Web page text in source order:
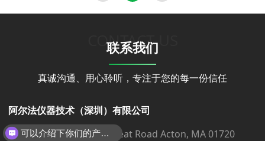
联系我们
CONTACT US
真诚沟通、用心聆听，专注于您的每一份信任
阿尔法仪器技术（深圳）有限公司
研发（美国）：468 Great Road Acton, MA 01720
可以介绍下你们的产品么？